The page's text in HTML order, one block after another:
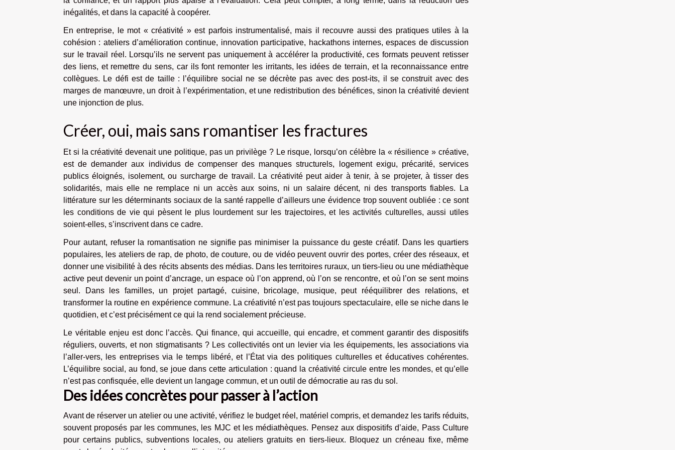
inégalités, et dans la capacité à coopérer.
En entreprise, le mot « créativité » est parfois instrumentalisé, mais il recouvre aussi des pratiques utiles à la
cohésion : ateliers d’amélioration continue, innovation participative, hackathons internes, espaces de discussion
sur le travail réel. Lorsqu’ils ne servent pas uniquement à accélérer la productivité, ces formats peuvent retisser
des liens, et remettre du sens, car ils font remonter les irritants, les idées de terrain, et la reconnaissance entre
collègues. Le défi est de taille : l’équilibre social ne se décrète pas avec des post-its, il se construit avec des
marges de manœuvre, un droit à l’expérimentation, et une redistribution des bénéfices, sinon la créativité devient
une injonction de plus.
Créer, oui, mais sans romantiser les fractures
Et si la créativité devenait une politique, pas un privilège ? Le risque, lorsqu’on célèbre la « résilience » créative,
est de demander aux individus de compenser des manques structurels, logement exigu, précarité, services
publics éloignés, isolement, ou surcharge de travail. La créativité peut aider à tenir, à se projeter, à tisser des
solidarités, mais elle ne remplace ni un accès aux soins, ni un salaire décent, ni des transports fiables. La
littérature sur les déterminants sociaux de la santé rappelle d’ailleurs une évidence trop souvent oubliée : ce sont
les conditions de vie qui pèsent le plus lourdement sur les trajectoires, et les activités culturelles, aussi utiles
soient-elles, s’inscrivent dans ce cadre.
Pour autant, refuser la romantisation ne signifie pas minimiser la puissance du geste créatif. Dans les quartiers
populaires, les ateliers de rap, de photo, de couture, ou de vidéo peuvent ouvrir des portes, créer des réseaux, et
donner une visibilité à des récits absents des médias. Dans les territoires ruraux, un tiers-lieu ou une médiathèque
active peut devenir un point d’ancrage, un espace où l’on apprend, où l’on se rencontre, et où l’on se sent moins
seul. Dans les familles, un projet partagé, cuisine, bricolage, musique, peut rééquilibrer des relations, et
transformer la routine en expérience commune. La créativité n’est pas toujours spectaculaire, elle se niche dans le
quotidien, et c’est précisément ce qui la rend socialement précieuse.
Le véritable enjeu est donc l’accès. Qui finance, qui accueille, qui encadre, et comment garantir des dispositifs
réguliers, ouverts, et non stigmatisants ? Les collectivités ont un levier via les équipements, les associations via
l’aller-vers, les entreprises via le temps libéré, et l’État via des politiques culturelles et éducatives cohérentes.
L’équilibre social, au fond, se joue dans cette articulation : quand la créativité circule entre les mondes, et qu’elle
n’est pas confisquée, elle devient un langage commun, et un outil de démocratie au ras du sol.
Des idées concrètes pour passer à l’action
Avant de réserver un atelier ou une activité, vérifiez le budget réel, matériel compris, et demandez les tarifs réduits,
souvent proposés par les communes, les MJC et les médiathèques. Pensez aux dispositifs d’aide, Pass Culture
pour certains publics, subventions locales, ou ateliers gratuits en tiers-lieux. Bloquez un créneau fixe, même